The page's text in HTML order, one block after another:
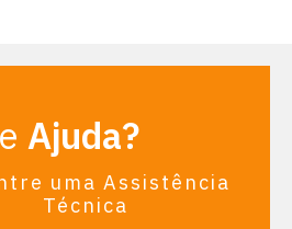
Ajuda?
uma Assistência
Técnica